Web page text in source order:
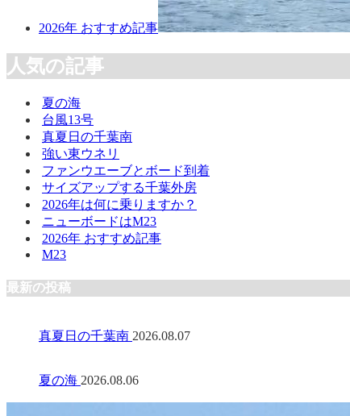
2026年 おすすめ記事
人気の記事
夏の海
台風13号
真夏日の千葉南
強い東ウネリ
ファンウエーブとボード到着
サイズアップする千葉外房
2026年は何に乗りますか？
ニューボードはM23
2026年 おすすめ記事
M23
最新の投稿
真夏日の千葉南 2026.08.07
夏の海 2026.08.06